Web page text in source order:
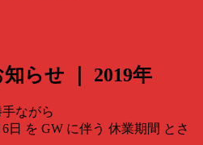
らせ ｜ 2019年
ながら
日 を GW に伴う 休業期間 とさ